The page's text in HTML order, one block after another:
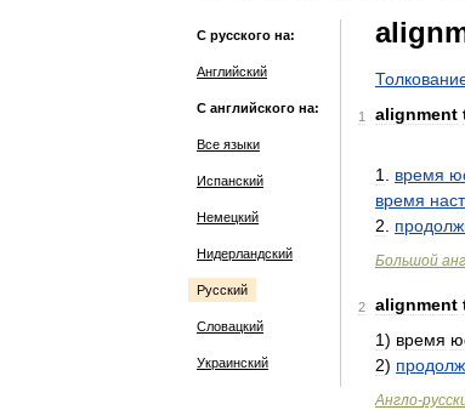
С русского на:
Английский
С английского на:
Все языки
Испанский
Немецкий
Нидерландский
Русский
Словацкий
Украинский
1 alignment
1 время
время
2
Большой
2 alignment
1) время
2)
Англо-